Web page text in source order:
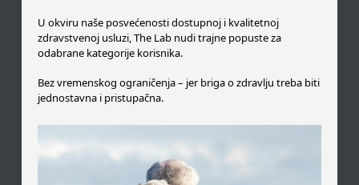
U okviru naše posvećenosti dostupnoj i kvalitetnoj
zdravstvenoj usluzi, The Lab nudi trajne popuste za
odabrane kategorije korisnika.
Bez vremenskog ograničenja – jer briga o zdravlju treba biti
jednostavna i pristupačna.